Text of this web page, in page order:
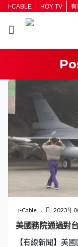
i-CABLE HOY TV
i-Cable 2023年
美國務院通過對
【有線新聞】美